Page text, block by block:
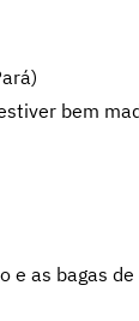
bem
e as bagas